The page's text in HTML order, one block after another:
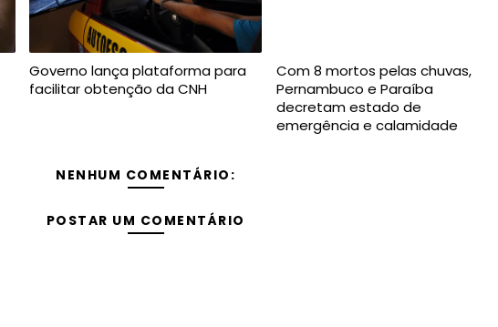
Governo lança plataforma para
facilitar obtenção da CNH
Com 8 mortos pelas chuvas,
Pernambuco e Paraíba
decretam estado de
emergência e calamidade
NENHUM COMENTÁRIO:
POSTAR UM COMENTÁRIO